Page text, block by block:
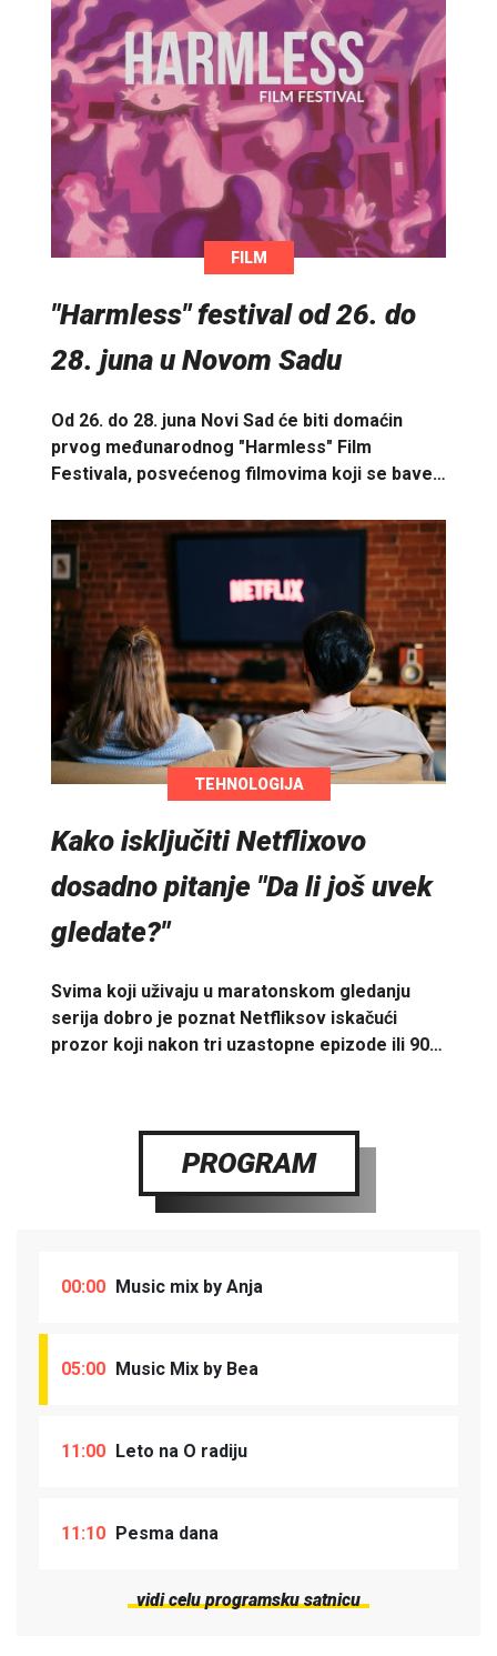
FILM
"Harmless" festival od 26. do
28. juna u Novom Sadu
Od 26. do 28. juna Novi Sad će biti domaćin
prvog međunarodnog "Harmless" Film
Festivala, posvećenog filmovima koji se bave…
TEHNOLOGIJA
Kako isključiti Netflixovo
dosadno pitanje "Da li još uvek
gledate?"
Svima koji uživaju u maratonskom gledanju
serija dobro je poznat Netfliksov iskačući
prozor koji nakon tri uzastopne epizode ili 90…
PROGRAM
00:00 Music mix by Anja
05:00 Music Mix by Bea
11:00 Leto na O radiju
11:10 Pesma dana
vidi celu programsku satnicu